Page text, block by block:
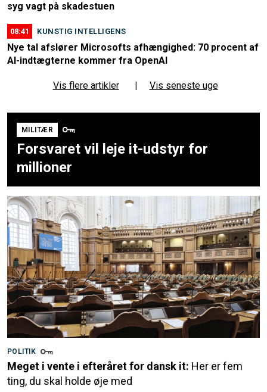
syg vagt på skadestuen
08:41 KUNSTIG INTELLIGENS
Nye tal afslører Microsofts afhængighed: 70 procent af
AI-indtægterne kommer fra OpenAI
Vis flere artikler | Vis seneste uge
MILITÆR
Forsvaret vil leje it-udstyr for
millioner
POLITIK
Meget i vente i efteråret for dansk it: Her er fem
ting, du skal holde øje med